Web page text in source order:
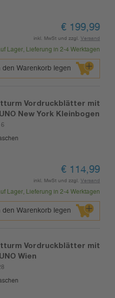
€ 199,99
inkl. MwSt und zzgl. Versand
Lager, Lieferung in 2-4 Werktagen
den Warenkorb legen
Vordruckblätter mit
New York Kleinbogen
€ 114,99
inkl. MwSt und zzgl. Versand
Lager, Lieferung in 2-4 Werktagen
den Warenkorb legen
Vordruckblätter mit
Wien